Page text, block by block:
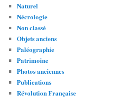
Naturel
Nécrologie
Non classé
Objets anciens
Paléographie
Patrimoine
Photos anciennes
Publications
Révolution Française